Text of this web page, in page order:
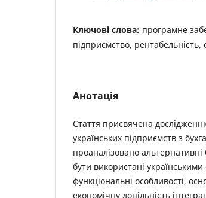
Ключові слова: програмне
підприємство, рентабельність,
Анотація
Стаття присвячена
українських підприємств з
проаналізовано
бути використані
функціональні особливості,
економічну доцільність